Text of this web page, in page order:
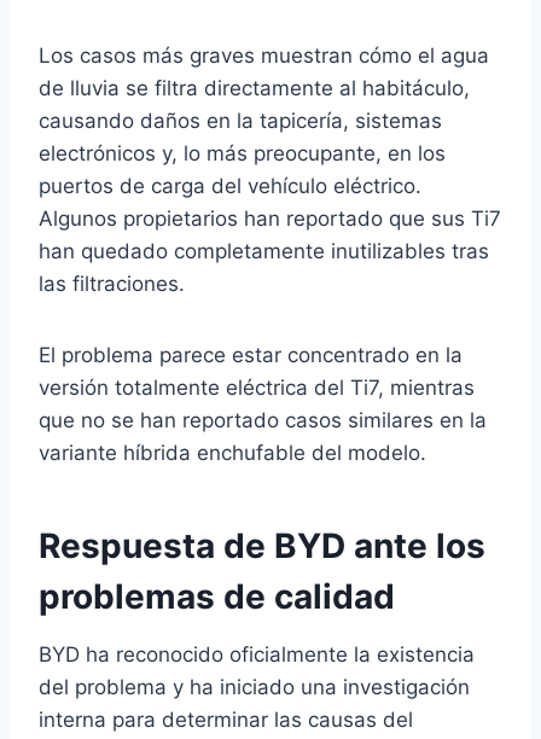
Los casos más graves muestran cómo el agua
de lluvia se filtra directamente al habitáculo,
causando daños en la tapicería, sistemas
electrónicos y, lo más preocupante, en los
puertos de carga del vehículo eléctrico.
Algunos propietarios han reportado que sus Ti7
han quedado completamente inutilizables tras
las filtraciones.
El problema parece estar concentrado en la
versión totalmente eléctrica del Ti7, mientras
que no se han reportado casos similares en la
variante híbrida enchufable del modelo.
Respuesta de BYD ante los
problemas de calidad
BYD ha reconocido oficialmente la existencia
del problema y ha iniciado una investigación
interna para determinar las causas del